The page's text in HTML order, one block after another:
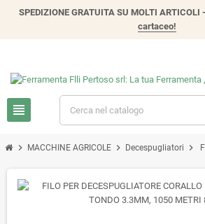
SPEDIZIONE GRATUITA SU MOLTI ARTICOLI -
cartaceo!
view_headline
chevron_right MACCHINE AGRICOLE chevron_right Decespugliatori chevron_right